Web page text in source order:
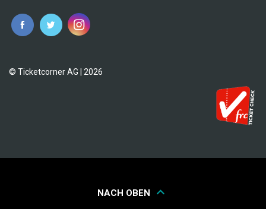
fr
© Ticketcorner AG | 2026
NACH OBEN